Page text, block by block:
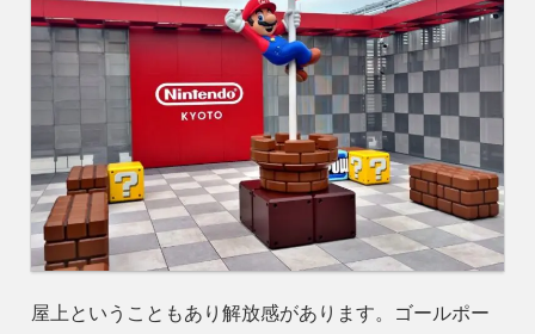
屋上ということもあり解放感があります。ゴールポー